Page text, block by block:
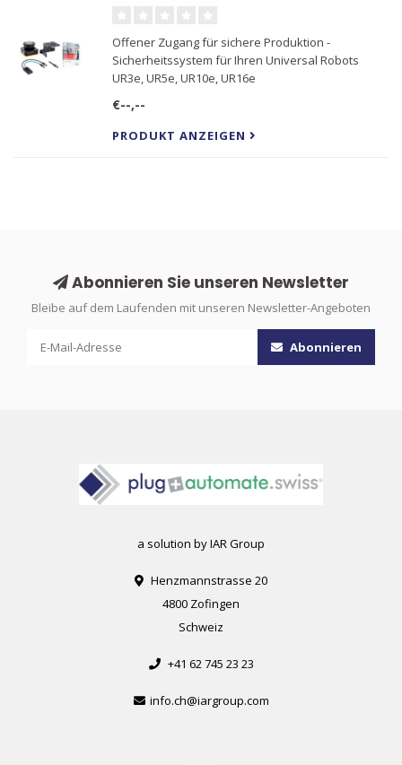
Offener Zugang für sichere Produktion -
Sicherheitssystem für Ihren Universal Robots
UR3e, UR5e, UR10e, UR16e
€--,--
PRODUKT ANZEIGEN
Abonnieren Sie unseren Newsletter
Bleibe auf dem Laufenden mit unseren Newsletter-Angeboten
Abonnieren
a solution by IAR Group
Henzmannstrasse 20
4800 Zofingen
Schweiz
+41 62 745 23 23
info.ch@iargroup.com